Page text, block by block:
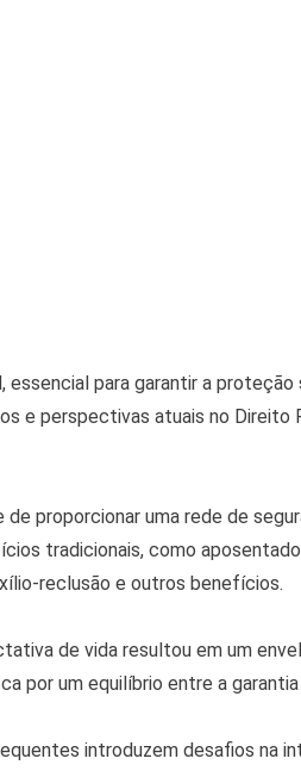
para garantir a
e perspectivas atuais no
proporcionar uma rede de
tradicionais, como
reclusão e outros benefícios.
de vida resultou em um
por um equilíbrio entre a
introduzem desafios na